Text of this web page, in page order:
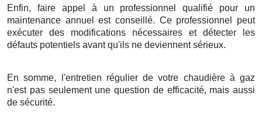
Enfin, faire appel à un professionnel qualifié pour un
maintenance annuel est conseillé. Ce professionnel peut
exécuter des modifications nécessaires et détecter les
défauts potentiels avant qu'ils ne deviennent sérieux.
En somme, l'entretien régulier de votre chaudière à gaz
n'est pas seulement une question de efficacité, mais aussi
de sécurité.